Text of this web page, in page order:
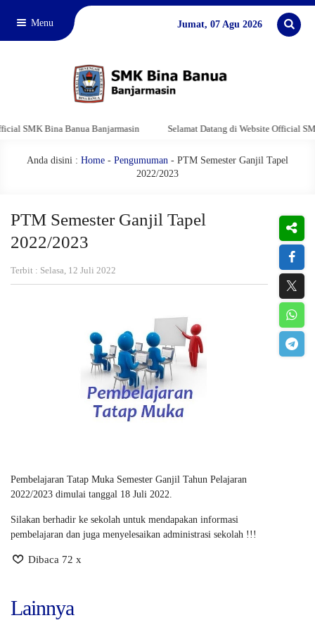
Menu Jumat, 07 Agu 2026
Bina Banua Banjarmasin Selamat Datang di Website Official SMK
Anda disini : Home - Pengumuman - PTM Semester Ganjil Tapel
2022/2023
PTM Semester Ganjil Tapel
2022/2023
Terbit : Selasa, 12 Juli 2022
Pembelajaran Tatap Muka Semester Ganjil Tahun Pelajaran
2022/2023 dimulai tanggal 18 Juli 2022.
Silakan berhadir ke sekolah untuk mendapakan informasi
pembelajaran dan juga menyelesaikan administrasi sekolah !!!
Dibaca 72 x
Lainnya